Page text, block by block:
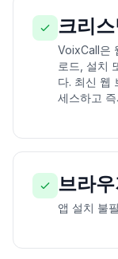
크리
VoixCall은
로드, 설치
다. 최신 웹
세스하고
브라
앱 설치 불